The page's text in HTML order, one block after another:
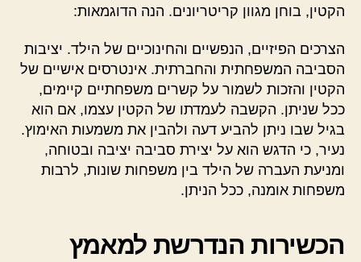
הקטין, בוחן מגוון קריטריונים. הנה הדוגמאות:
הצרכים הפיזיים, הנפשיים והחינוכיים של הילד. יציבות
הסביבה המשפחתית והחברתית. אינטרסים אישיים של
הקטין והזכות לשמור על קשרים משפחתיים קיימים,
ככל שניתן. הקשבה לעמדתו של הקטין עצמו, אם הוא
בגיל שבו ניתן להביע דעה ולהבין את משמעות האימוץ.
נעיר, כי הדגש הוא על יצירת סביבה יציבה ובטוחה,
ומניעת העברה של הילד בין משפחות שונות, לרבות
משפחות אומנה, ככל הניתן.
הכשירות הנדרשת למאמץ